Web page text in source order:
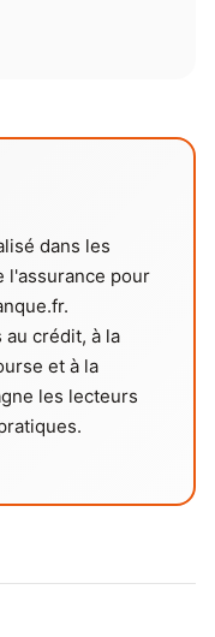
dans les
l'assurance pour
crédit, à la
et à la
les lecteurs